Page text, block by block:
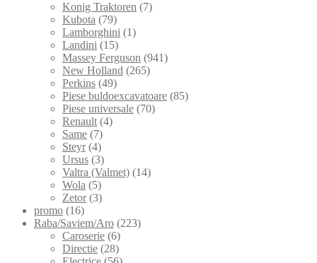
Konig Traktoren (7)
Kubota (79)
Lamborghini (1)
Landini (15)
Massey Ferguson (941)
New Holland (265)
Perkins (49)
Piese buldoexcavatoare (85)
Piese universale (70)
Renault (4)
Same (7)
Steyr (4)
Ursus (3)
Valtra (Valmet) (14)
Wola (5)
Zetor (3)
promo (16)
Raba/Saviem/Aro (223)
Caroserie (6)
Directie (28)